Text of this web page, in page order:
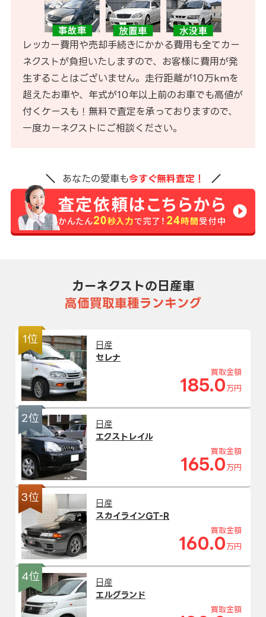
レッカー費用や売却手続きにかかる費用も全てカー
ネクストが負担いたしますので、お客様に費用が発
生することはございません。走行距離が10万kmを
超えたお車や、年式が10年以上前のお車でも高値が
付くケースも！無料で査定を承っておりますので、
一度カーネクストにご相談ください。
あなたの愛車も今すぐ無料査定！
カーネクストの日産車
高価買取車種ランキング
1位
日産
セレナ
買取金額
185.0 万円
2位
日産
エクストレイル
買取金額
165.0 万円
3位
日産
スカイラインGT-R
買取金額
160.0 万円
4位
日産
エルグランド
買取金額